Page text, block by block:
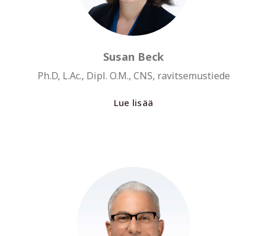
Susan Beck
Ph.D, L.Ac., Dipl. O.M., CNS, ravitsemustiede
Lue lisää